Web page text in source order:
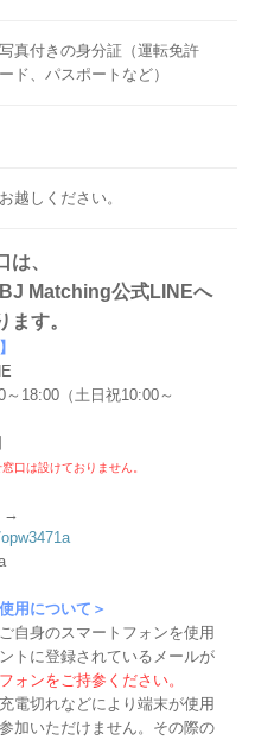
真付きの身分証（運転免許
ド、パスポートなど）
越しください。
は、
Matching公式LINEへ
ます。
18:00（土日祝10:00～
口は設けておりません。
→
用について＞
自身のスマートフォンを使用
トに登録されているメールが
ォンをご持参ください。
電切れなどにより端末が使用
加いただけません。その際の